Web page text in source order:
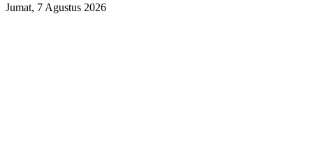
Jumat, 7 Agustus 2026